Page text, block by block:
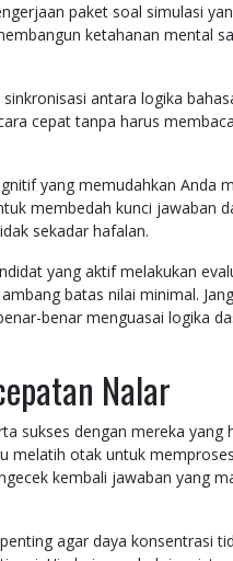
paket soal simulasi
ketahanan mental
antara logika
cepat tanpa harus
yang memudahkan Anda
membedah kunci jawaban
sekadar hafalan.
yang aktif melakukan
batas nilai minimal.
benar menguasai logika
Nalar
sukses dengan mereka yang
melatih otak untuk
kembali jawaban yang
agar daya konsentrasi